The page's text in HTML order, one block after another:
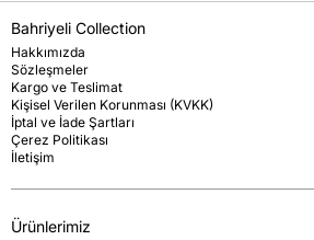
Bahriyeli Collection
Hakkımızda
Sözleşmeler
Kargo ve Teslimat
Kişisel Verilen Korunması (KVKK)
İptal ve İade Şartları
Çerez Politikası
İletişim
Ürünlerimiz